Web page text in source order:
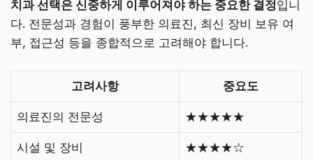
치과 선택은 신중하게 이루어져야 하는 중요한 결정입니
다. 전문성과 경험이 풍부한 의료진, 최신 장비 보유 여
부, 접근성 등을 종합적으로 고려해야 합니다.
고려사항 중요도
의료진의 전문성 ★★★★★
시설 및 장비 ★★★★☆